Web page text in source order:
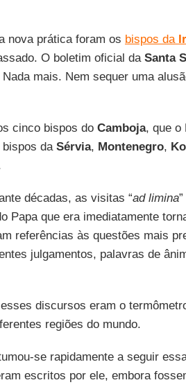
nova prática foram os bispos da
O boletim oficial da Santa
mais. Nem sequer uma
cinco bispos do Camboja, que o
bispos da Sérvia, Montenegro,
décadas, as visitas “ad limina
Papa que era imediatamente
referências às questões mais
julgamentos, palavras de
discursos eram o
regiões do mundo.
se rapidamente a seguir
escritos por ele, embora